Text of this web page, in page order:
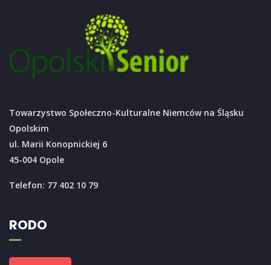
Towarzystwo Społeczno-Kulturalne Niemców na Śląsku
Opolskim
ul. Marii Konopnickiej 6
45-004 Opole
Telefon: 77 402 10 79
RODO